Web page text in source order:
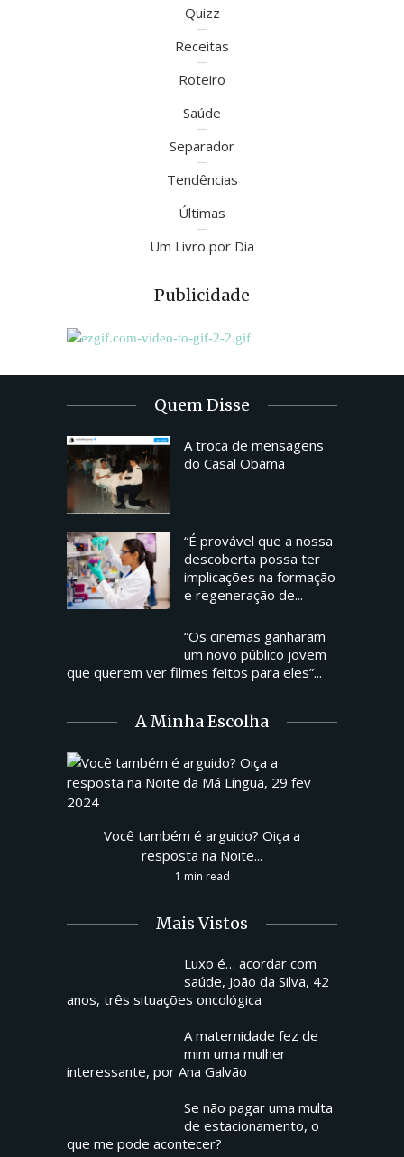
Quizz
Receitas
Roteiro
Saúde
Separador
Tendências
Últimas
Um Livro por Dia
Publicidade
Quem Disse
A troca de mensagens
do Casal Obama
“É provável que a nossa
descoberta possa ter
implicações na formação
e regeneração de...
“Os cinemas ganharam
um novo público jovem
que querem ver filmes feitos para eles”...
A Minha Escolha
Você também é arguido? Oiça a
resposta na Noite...
1 min read
Mais Vistos
Luxo é… acordar com
saúde, João da Silva, 42
anos, três situações oncológica
A maternidade fez de
mim uma mulher
interessante, por Ana Galvão
Se não pagar uma multa
de estacionamento, o
que me pode acontecer?